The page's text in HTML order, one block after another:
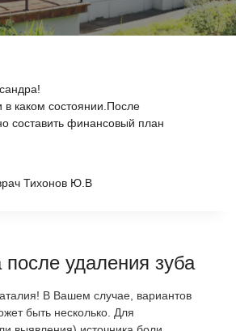
в каком состоянии.После
составить финансовый план
Тихонов Ю.В
удаления зуба
В Вашем случае, вариантов
быть несколько. Для